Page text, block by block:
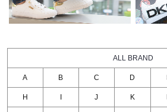
ALL BRAND
A B C D
H J K